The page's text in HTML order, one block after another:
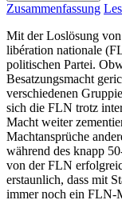
Zusammenfassung
Mit der Loslösung
libération nationale
politischen Partei.
Besatzungsmacht
verschiedenen
sich die FLN trotz
Macht weiter
Machtansprüche
während des knapp
von der FLN
erstaunlich, dass mit
immer noch ein FLN-